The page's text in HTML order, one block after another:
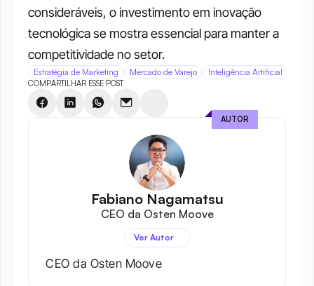
consideráveis, o investimento em inovação
tecnológica se mostra essencial para manter a
competitividade no setor.
Estratégia de Marketing Mercado de Varejo Inteligência Artificial
COMPARTILHAR ESSE POST
Fabiano Nagamatsu
CEO da Osten Moove
Ver Autor
CEO da Osten Moove
AUTOR